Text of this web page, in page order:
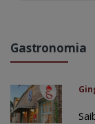
Gastronomia